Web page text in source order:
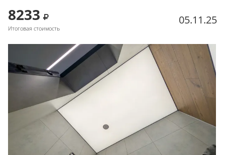
8233
Итоговая стоимость
05.11.25